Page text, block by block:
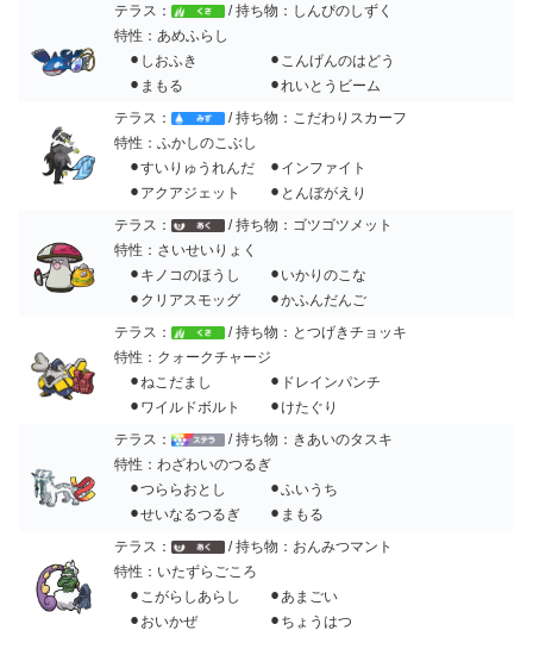
テラス：
/ 持ち物：しんぴのしずく
特性：あめふらし
⚫︎しおふき ⚫︎こんげんのはどう
⚫︎まもる ⚫︎れいとうビーム
テラス：
/ 持ち物：こだわりスカーフ
特性：ふかしのこぶし
⚫︎すいりゅうれんだ ⚫︎インファイト
⚫︎アクアジェット ⚫︎とんぼがえり
テラス：
/ 持ち物：ゴツゴツメット
特性：さいせいりょく
⚫︎キノコのほうし ⚫︎いかりのこな
⚫︎クリアスモッグ ⚫︎かふんだんご
テラス：
/ 持ち物：とつげきチョッキ
特性：クォークチャージ
⚫︎ねこだまし ⚫︎ドレインパンチ
⚫︎ワイルドボルト ⚫︎けたぐり
テラス：
/ 持ち物：きあいのタスキ
特性：わざわいのつるぎ
⚫︎つららおとし ⚫︎ふいうち
⚫︎せいなるつるぎ ⚫︎まもる
テラス：
/ 持ち物：おんみつマント
特性：いたずらごころ
⚫︎こがらしあらし ⚫︎あまごい
⚫︎おいかぜ ⚫︎ちょうはつ